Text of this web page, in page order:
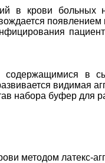
в крови больных
в
видимая
набора буфер для
методом латекс-